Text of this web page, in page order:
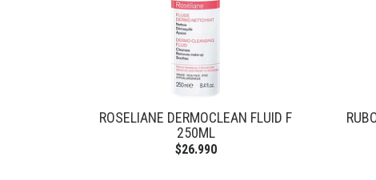
ROSELIANE DERMOCLEAN FLUID F
250ML
$26.990